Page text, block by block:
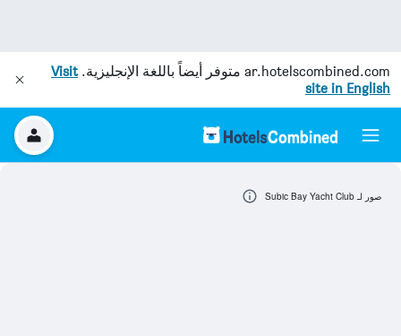
ar.hotelscombined.com متوفر أيضاً باللغة الإنجليزية.Visit
site in English
صور لـ Subic Bay Yacht Club